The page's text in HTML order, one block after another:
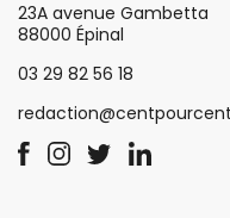
23A avenue Gambetta
88000 Épinal
03 29 82 56 18